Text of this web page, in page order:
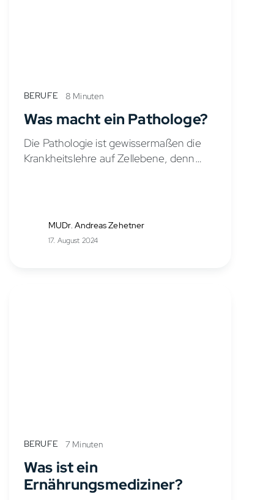
BERUFE 8 Minuten
Was macht ein Pathologe?
Die Pathologie ist gewissermaßen die
Krankheitslehre auf Zellebene, denn
Präparaten werden hier genaue
Diagnosen gestellt. Pathologe ist ein
MUDr. Andreas Zehetner
17. August 2024
BERUFE 7 Minuten
Was ist ein
Ernährungsmediziner?